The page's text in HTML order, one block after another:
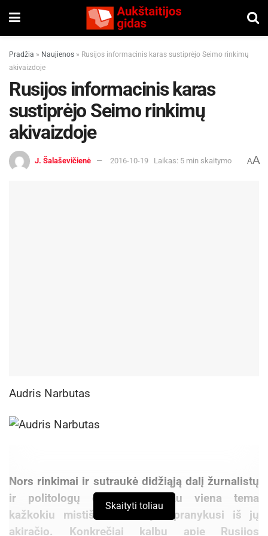
Pradžia » Naujienos » Rusijos informacinis karas sustiprėjo Seimo rinkimų
akivaizdoje
Rusijos informacinis karas
sustiprėjo Seimo rinkimų
akivaizdoje
J. Šalaševičienė 2016-10-19 Laikas: 5 min skaitymo AA
Audris Narbutas
Nors rinkimai ir sutraukė didžiąją dalį žurnalistų
ir politologų dėmesio, tačiau viena tema
kažkokiu mistišku būdu yra pranykusi iš jų
akiračio. Konkrečiai kalbu apie Rusijos
Skaityti toliau